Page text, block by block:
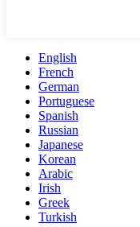
English
French
German
Portuguese
Spanish
Russian
Japanese
Korean
Arabic
Irish
Greek
Turkish